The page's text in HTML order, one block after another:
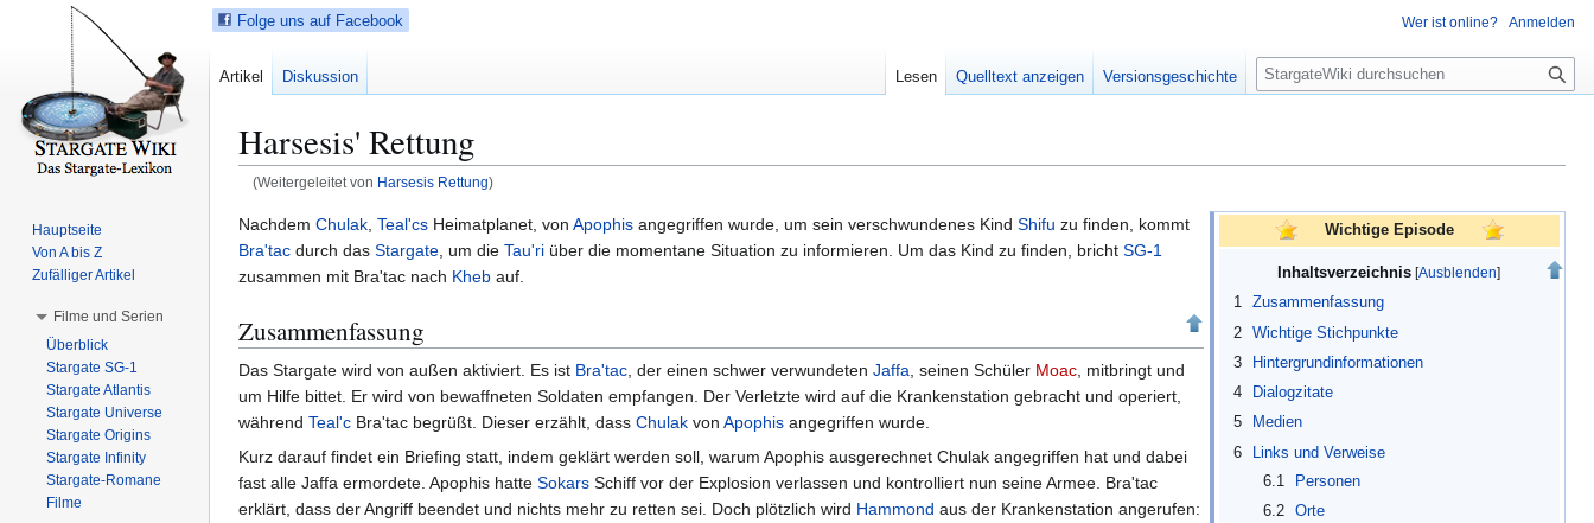
Harsesis' Rettung
(Weitergeleitet von Harsesis Rettung)
Z
u
r
a
v
i
g
a
t
i
o
Z
u
r
u
c
h
e
s
p
r
i
Wichtige Episode
Inhaltsverzeichnis
1
Zusammenfassung
2
Wichtige Stichpunkte
3
Hintergrundinformationen
4
Dialogzitate
5
Medien
6
Links und Verweise
6.1
Personen
6.2
Orte
Nachdem Chulak Teal'cs Heimatplanet, von Apophis angegriffen wurde, um sein verschwundenes Kind Shifu zu finden, kommt
Bra'tac durch das Stargate , um die Tau'ri über die momentane Situation zu informieren. Um das Kind zu finden, bricht SG-1
zusammen mit Bra'tac nach Kheb auf.
Zusammenfassung
Das Stargate wird von außen aktiviert. Es ist Bra'tac , der einen schwer verwundeten Jaffa , seinen Schüler Moac , mitbringt und
um Hilfe bittet. Er wird von bewaffneten Soldaten empfangen. Der Verletzte wird auf die Krankenstation gebracht und operiert,
während Teal'c Bra'tac begrüßt. Dieser erzählt, dass Chulak von Apophis angegriffen wurde.
Kurz darauf findet ein Briefing statt, indem geklärt werden soll, warum Apophis ausgerechnet Chulak angegriffen hat und dabei
fast alle Jaffa ermordete. Apophis hatte Sokars Schiff vor der Explosion verlassen und kontrolliert nun seine Armee. Bra'tac
erklärt, dass der Angriff beendet und nichts mehr zu retten sei. Doch plötzlich wird Hammond aus der Krankenstation angerufen:
Folge uns auf Facebook Wer ist online? Anmelden
Artikel Diskussion Lesen Quelltext anzeigen Versionsgeschichte
S
u
e
Hauptseite
Von A bis Z
Zufälliger Artikel
Filme und Serien
Überblick
Stargate SG-1
Stargate Atlantis
Stargate Universe
Stargate Origins
Stargate Infinity
Stargate-Romane
Filme